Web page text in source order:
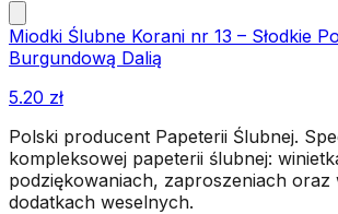
Miodki Ślubne Korani nr 13 – Słodkie
Burgundową Dalią
5.20 zł
Polski producent Papeterii Ślubnej.
kompleksowej papeterii ślubnej:
podziękowaniach, zaproszeniach oraz
dodatkach weselnych.